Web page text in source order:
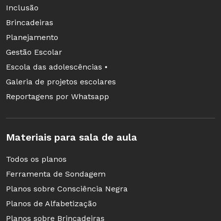
Google Documentos, ou individual por escrito
caso a turma não tenha acesso à internet.
Confira o estudo de caso realizado pelo
Catanduva (SP), com uma turma dos anos
o curso de NOVA ESCOLA sobre "Jogos
FAÇA O CURSO AQUI
Inclusão
Brincadeiras
Planejamento
Gestão Escolar
Escola das adolescências •
Galeria de projetos escolares
Reportagens por Whatsapp
Materiais para sala de aula
Todos os planos
Ferramenta de Sondagem
Planos sobre Consciência Negra
Planos de Alfabetização
Planos sobre Brincadeiras